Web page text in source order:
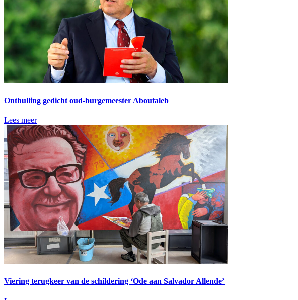
Onthulling gedicht oud-burgemeester Aboutaleb
Lees meer
Viering terugkeer van de schildering ‘Ode aan Salvador Allende’